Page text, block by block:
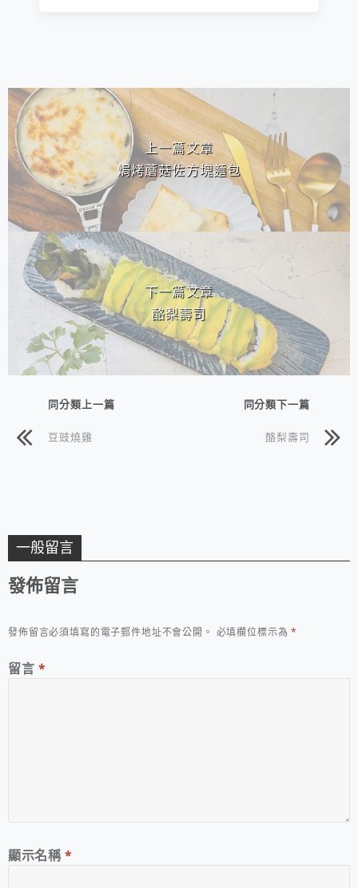
相連文章
上一篇文章
焗烤蘑菇佐方塊麵包
下一篇文章
酪梨壽司
同分類上一篇
豆豉燒雞
同分類下一篇
酪梨壽司
一般留言
發佈留言
發佈留言必須填寫的電子郵件地址不會公開。 必填欄位標示為*
留言 *
顯示名稱*